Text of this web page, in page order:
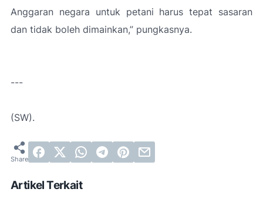
Anggaran negara untuk petani harus tepat sasaran
dan tidak boleh dimainkan,” pungkasnya.
---
(SW).
Artikel Terkait